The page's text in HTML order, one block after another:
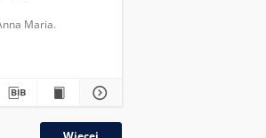
Maria.